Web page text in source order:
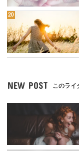
NEW POST このライ